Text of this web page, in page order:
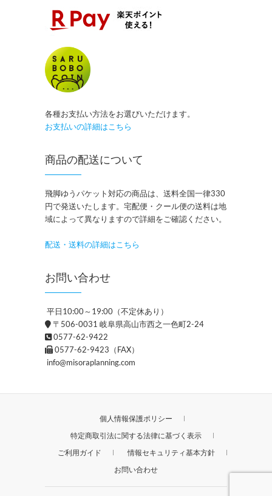
各種お支払い方法をお選びいただけます。
お支払いの詳細はこちら
商品の配送について
飛脚ゆうパケット対応の商品は、送料全国一律330
円で発送いたします。宅配便・クール便の送料は地
域によって異なりますので詳細をご確認ください。
配送・送料の詳細はこちら
お問い合わせ
平日10:00～19:00（不定休あり）
〒506-0031 岐阜県高山市西之一色町2-24
0577-62-9422
0577-62-9423（FAX）
info@misoraplanning.com
個人情報保護ポリシー
特定商取引法に関する法律に基づく表示
ご利用ガイド
情報セキュリティ基本方針
お問い合わせ